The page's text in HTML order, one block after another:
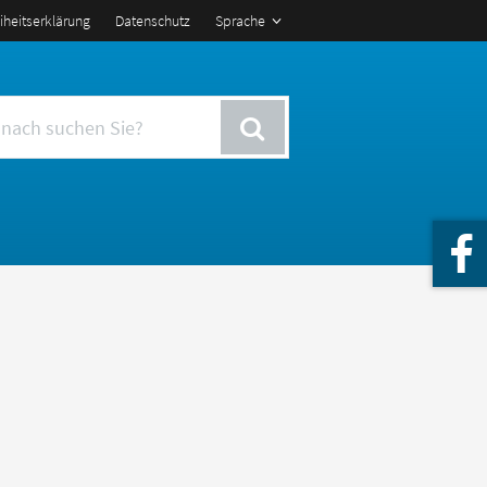
Sprache
Datenschutz